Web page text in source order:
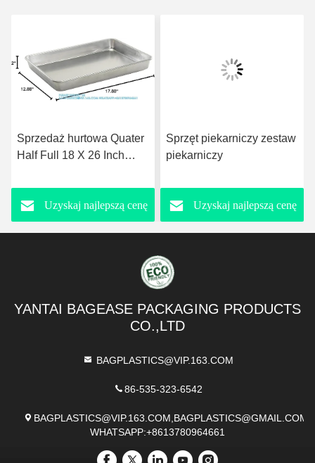
Sprzedaż hurtowa Quater
Half Full 18 X 26 Inch
Ciasteczka Chleb
Piekarnia Piekarnia
Piekarnia Piekarnia
Uzyskaj najlepszą cenę
Sprzęt piekarniczy zestaw
piekarniczy
Uzyskaj najlepszą cenę
YANTAI BAGEASE PACKAGING PRODUCTS
CO.,LTD
BAGPLASTICS@VIP.163.COM
86-535-323-6542
BAGPLASTICS@VIP.163.COM,BAGPLASTICS@GMAIL.COM
WHATSAPP:+8613780964661